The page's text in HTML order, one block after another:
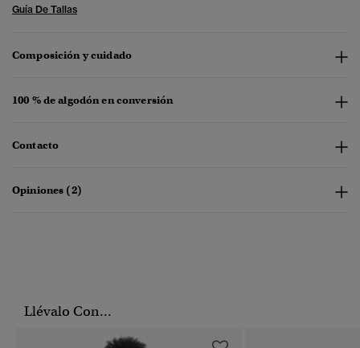
Guía De Tallas
Composición y cuidado
100 % de algodón en conversión
Contacto
Opiniones (2)
Llévalo Con...